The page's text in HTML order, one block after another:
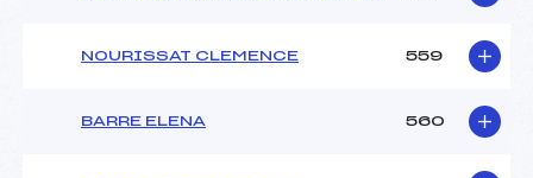
NOURISSAT CLEMENCE 559
BARRE ELENA 560